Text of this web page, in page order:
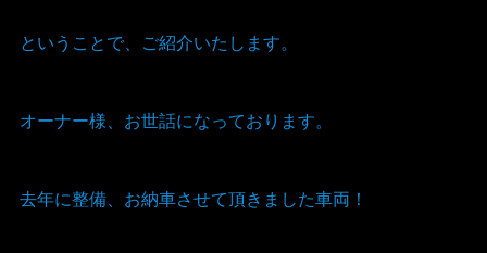
ということで、ご紹介いたします。
オーナー様、お世話になっております。
去年に整備、お納車させて頂きました車両！